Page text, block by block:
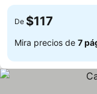
De $117
Mira precios de 7